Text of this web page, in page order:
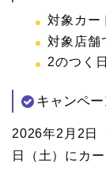
対象カー
対象店舗
2のつく
キャンペ
2026年2月2日
日（土）にカ